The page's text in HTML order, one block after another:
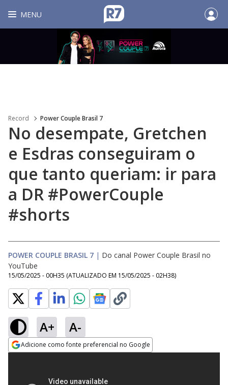
MENU
Record Power Couple Brasil 7
No desempate, Gretchen
e Esdras conseguiram o
que tanto queriam: ir para
a DR #PowerCouple
#shorts
POWER COUPLE BRASIL 7 | Do canal Power Couple Brasil no
YouTube
15/05/2025 - 00H35 (ATUALIZADO EM 15/05/2025 - 02H38)
A+ A-
Adicione como fonte preferencial no Google